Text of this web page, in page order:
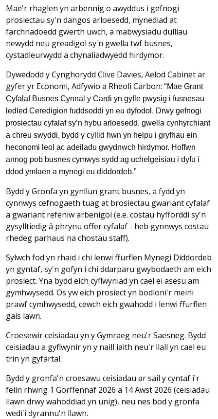
Mae'r rhaglen yn arbennig o awyddus i gefnogi
prosiectau sy'n dangos arloesedd, mynediad at
farchnadoedd gwerth uwch, a mabwysiadu dulliau
newydd neu greadigol sy'n gwella twf busnes,
cystadleurwydd a chynaliadwyedd hirdymor.
Dywedodd y Cynghorydd Clive Davies, Aelod Cabinet ar
gyfer yr Economi, Adfywio a Rheoli Carbon: “Mae Grant
Cyfalaf Busnes Cynnal y Cardi yn gyfle pwysig i fusnesau
ledled Ceredigion fuddsoddi yn eu dyfodol. Drwy gefnogi
prosiectau cyfalaf sy’n hybu arloesedd, gwella cynhyrchiant
a chreu swyddi, bydd y cyllid hwn yn helpu i gryfhau ein
heconomi leol ac adeiladu gwydnwch hirdymor. Hoffwn
annog pob busnes cymwys sydd ag uchelgeisiau i dyfu i
ddod ymlaen a mynegi eu diddordeb.”
Bydd y Gronfa yn gynllun grant busnes, a fydd yn
cynnwys cefnogaeth tuag at brosiectau gwariant cyfalaf
a gwariant refeniw arbenigol (e.e. costau hyfforddi sy'n
gysylltiedig â phrynu offer cyfalaf - heb gynnwys costau
rhedeg parhaus na chostau staff).
Sylwch fod yn rhaid i chi lenwi ffurflen Mynegi Diddordeb
yn gyntaf, sy'n gofyn i chi ddarparu gwybodaeth am eich
prosiect. Yna bydd eich cyflwyniad yn cael ei asesu am
gymhwysedd. Os yw eich prosiect yn bodloni'r meini
prawf cymhwysedd, cewch eich gwahodd i lenwi ffurflen
gais lawn.
Croesewir ceisiadau yn y Gymraeg neu'r Saesneg. Bydd
ceisiadau a gyflwynir yn y naill iaith neu'r llall yn cael eu
trin yn gyfartal.
Bydd y gronfa'n croesawu ceisiadau ar sail y cyntaf i'r
felin rhwng 1 Gorffennaf 2026 a 14 Awst 2026 (ceisiadau
llawn drwy wahoddiad yn unig), neu nes bod y gronfa
wedi'i dyrannu'n llawn.